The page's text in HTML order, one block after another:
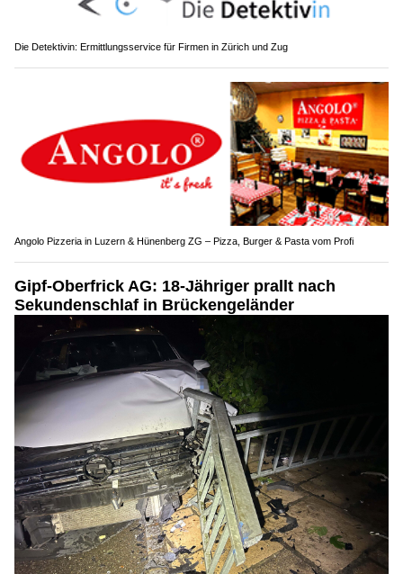
Die Detektivin: Ermittlungsservice für Firmen in Zürich und Zug
Angolo Pizzeria in Luzern & Hünenberg ZG – Pizza, Burger & Pasta vom Profi
Gipf-Oberfrick AG: 18-Jähriger prallt nach
Sekundenschlaf in Brückengeländer